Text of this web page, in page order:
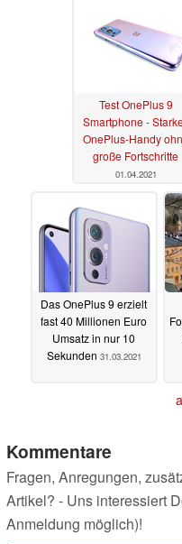
Test OnePlus 9
Smartphone -
OnePlus-Handy
große Fortschritte
01.04.2021
Das OnePlus 9 erzielt
fast 40 Millionen Euro
Umsatz in nur 10
Sekunden 31.03.2021
Kommentare
Fragen, Anregungen,
Artikel? - Uns interessiert
Anmeldung möglich)!